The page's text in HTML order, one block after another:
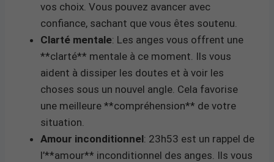
vos choix. Vous pouvez avancer avec
confiance, sachant que vous êtes soutenu.
Clarté mentale: Les anges vous offrent une
**clarté** mentale à ce moment. Ils vous
aident à dissiper les doutes et à voir les
choses sous un nouvel angle. Cela favorise
une meilleure **compréhension** de votre
situation.
Amour inconditionnel: 23h53 est un rappel de
l’**amour** inconditionnel des anges. Ils vous